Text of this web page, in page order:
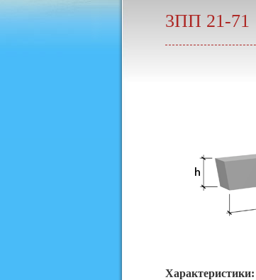
3ПП 21-71
Характеристики: